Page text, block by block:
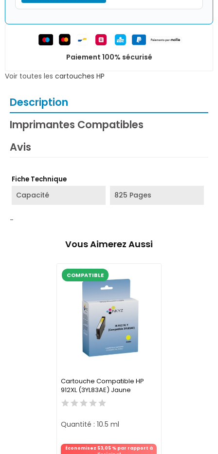
Paiement 100% sécurisé
Voir toutes les cartouches HP
Description
Imprimantes Compatibles
Avis
Fiche Technique
Capacité 825 Pages
-
Vous Aimerez Aussi
COMPATIBLE
Cartouche Compatible HP
912XL (3YL83AE) Jaune
Économisez 53,05 % par rapport à
Quantité : 10.5 ml